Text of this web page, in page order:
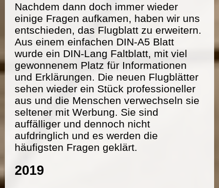
Nachdem dann doch immer wieder
einige Fragen aufkamen, haben wir uns
entschieden, das Flugblatt zu erweitern.
Aus einem einfachen DIN-A5 Blatt
wurde ein DIN-Lang Faltblatt, mit viel
gewonnenem Platz für Informationen
und Erklärungen. Die neuen Flugblätter
sehen wieder ein Stück professioneller
aus und die Menschen verwechseln sie
seltener mit Werbung. Sie sind
auffälliger und dennoch nicht
aufdringlich und es werden die
häufigsten Fragen geklärt.
2019